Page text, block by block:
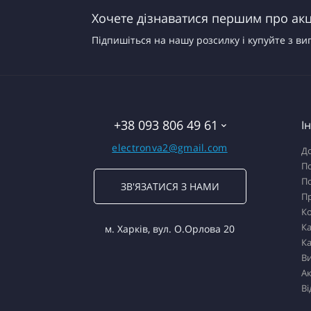
Хочете дізнаватися першим про
Підпишіться на нашу розсилку і купуйте з
+38 093 806 49 61
electronva2@gmail.com
ЗВ'ЯЗАТИСЯ З НАМИ
м. Харків, вул. О.Орлова 20